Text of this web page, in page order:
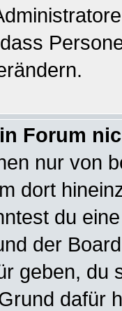
Forum
nur von
dort
du
der
geben, du
dafür